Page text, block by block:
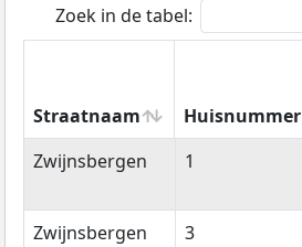
Zoek in de tabel:
Straatnaam Huisnummer
Straatnaam
Huisnummer
Zwijnsbergen 1
Zwijnsbergen 3